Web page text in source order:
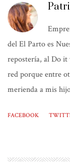
del El Parto es
repostería, al Do
red porque entre
merienda a mis
FACEBOOK